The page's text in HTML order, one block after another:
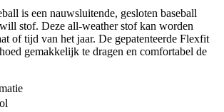
is een nauwsluitende, gesloten baseball
stof. Deze all-weather stof kan worden
of tijd van het jaar. De gepatenteerde Flexfit
gemakkelijk te dragen en comfortabel de